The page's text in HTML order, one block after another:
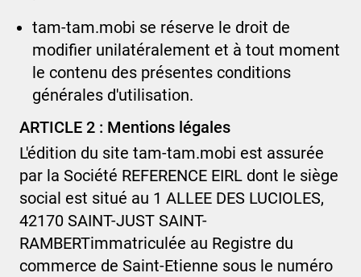
tam-tam.mobi se réserve le droit de
modifier unilatéralement et à tout moment
le contenu des présentes conditions
générales d'utilisation.
ARTICLE 2 : Mentions légales
L'édition du site tam-tam.mobi est assurée
par la Société REFERENCE EIRL dont le siège
social est situé au 1 ALLEE DES LUCIOLES,
42170 SAINT-JUST SAINT-
RAMBERTimmatriculée au Registre du
commerce de Saint-Etienne sous le numéro